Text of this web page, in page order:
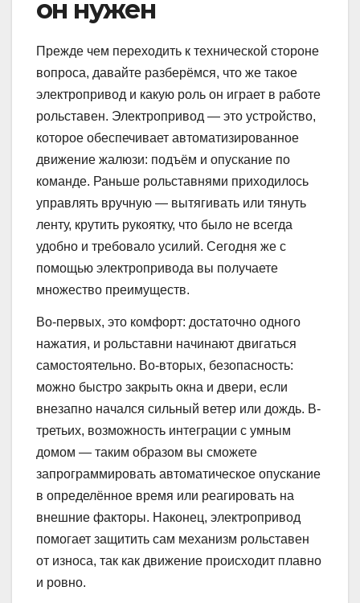
он нужен
Прежде чем переходить к технической стороне
вопроса, давайте разберёмся, что же такое
электропривод и какую роль он играет в работе
рольставен. Электропривод — это устройство,
которое обеспечивает автоматизированное
движение жалюзи: подъём и опускание по
команде. Раньше рольставнями приходилось
управлять вручную — вытягивать или тянуть
ленту, крутить рукоятку, что было не всегда
удобно и требовало усилий. Сегодня же с
помощью электропривода вы получаете
множество преимуществ.
Во-первых, это комфорт: достаточно одного
нажатия, и рольставни начинают двигаться
самостоятельно. Во-вторых, безопасность:
можно быстро закрыть окна и двери, если
внезапно начался сильный ветер или дождь. В-
третьих, возможность интеграции с умным
домом — таким образом вы сможете
запрограммировать автоматическое опускание
в определённое время или реагировать на
внешние факторы. Наконец, электропривод
помогает защитить сам механизм рольставен
от износа, так как движение происходит плавно
и ровно.